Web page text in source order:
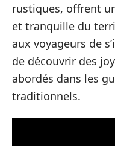
rustiques, offrent
et tranquille du
aux voyageurs de
de découvrir des
abordés dans les
traditionnels.